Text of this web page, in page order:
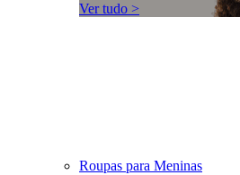
Ver tudo >
Roupas para Meninas